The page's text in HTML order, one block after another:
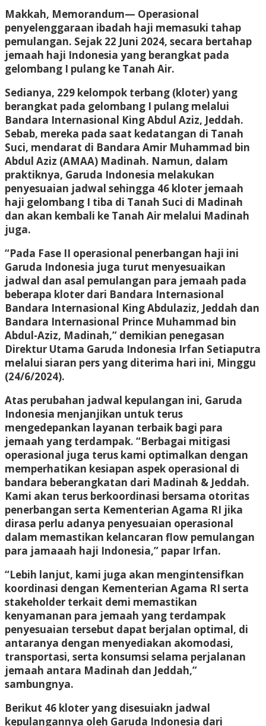
Makkah, Memorandum— Operasional
penyelenggaraan ibadah haji memasuki tahap
pemulangan. Sejak 22 Juni 2024, secara bertahap
jemaah haji Indonesia yang berangkat pada
gelombang I pulang ke Tanah Air.
Sedianya, 229 kelompok terbang (kloter) yang
berangkat pada gelombang I pulang melalui
Bandara Internasional King Abdul Aziz, Jeddah.
Sebab, mereka pada saat kedatangan di Tanah
Suci, mendarat di Bandara Amir Muhammad bin
Abdul Aziz (AMAA) Madinah. Namun, dalam
praktiknya, Garuda Indonesia melakukan
penyesuaian jadwal sehingga 46 kloter jemaah
haji gelombang I tiba di Tanah Suci di Madinah
dan akan kembali ke Tanah Air melalui Madinah
juga.
“Pada Fase II operasional penerbangan haji ini
Garuda Indonesia juga turut menyesuaikan
jadwal dan asal pemulangan para jemaah pada
beberapa kloter dari Bandara Internasional
Bandara Internasional King Abdulaziz, Jeddah dan
Bandara Internasional Prince Muhammad bin
Abdul-Aziz, Madinah,” demikian penegasan
Direktur Utama Garuda Indonesia Irfan Setiaputra
melalui siaran pers yang diterima hari ini, Minggu
(24/6/2024).
Atas perubahan jadwal kepulangan ini, Garuda
Indonesia menjanjikan untuk terus
mengedepankan layanan terbaik bagi para
jemaah yang terdampak. “Berbagai mitigasi
operasional juga terus kami optimalkan dengan
memperhatikan kesiapan aspek operasional di
bandara beberangkatan dari Madinah & Jeddah.
Kami akan terus berkoordinasi bersama otoritas
penerbangan serta Kementerian Agama RI jika
dirasa perlu adanya penyesuaian operasional
dalam memastikan kelancaran flow pemulangan
para jamaaah haji Indonesia,” papar Irfan.
“Lebih lanjut, kami juga akan mengintensifkan
koordinasi dengan Kementerian Agama RI serta
stakeholder terkait demi memastikan
kenyamanan para jemaah yang terdampak
penyesuaian tersebut dapat berjalan optimal, di
antaranya dengan menyediakan akomodasi,
transportasi, serta konsumsi selama perjalanan
jemaah antara Madinah dan Jeddah,”
sambungnya.
Berikut 46 kloter yang disesuiakn jadwal
kepulangannya oleh Garuda Indonesia dari